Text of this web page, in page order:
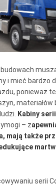
i mieć bardzo
ponieważ
materiałów
Kabiny
– z
mają także
serii